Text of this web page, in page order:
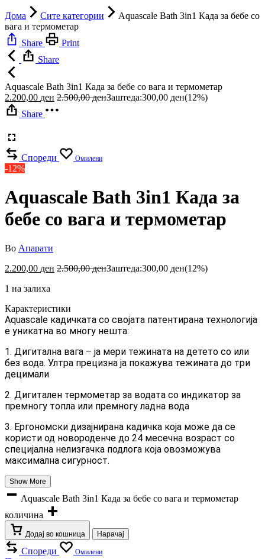
Дома Сите категории
Aquascale Bath 3in1 Када за бебе со
вага и термометар
Share
Print
Share
Aquascale Bath 3in1 Када за бебе со вага и термометар
2.200,00 ден 2.500,00денЗаштеда:300,00 ден(12%)
Share
Спореди Омилени
-12%
Aquascale Bath 3in1 Када за
бебе со вага и термометар
Во Апарати
2.200,00 ден 2.500,00денЗаштеда:300,00 ден(12%)
1 на залиха
Карактеристики
Aquascale кадичката со својата патентирана технологија
е уникатна во многу нешта:
1. Дигитална вага – ја мери тежината на детето со или
без вода. Ултра прецизна ја покажува тежината до три
децимали
2. Дигитален термометар за водата со индикатор за
премногу топла или премногу ладна вода
3. Ергономски дизајнирана кадичка која може да се
користи од новороденче до 24 месечна возраст со
специјална нелизгачка подлога која овозможува
максимална сигурност.
Show More
Aquascale Bath 3in1 Када за бебе со вага и термометар
количина
Додај во кошница Нарачај
Спореди Омилени